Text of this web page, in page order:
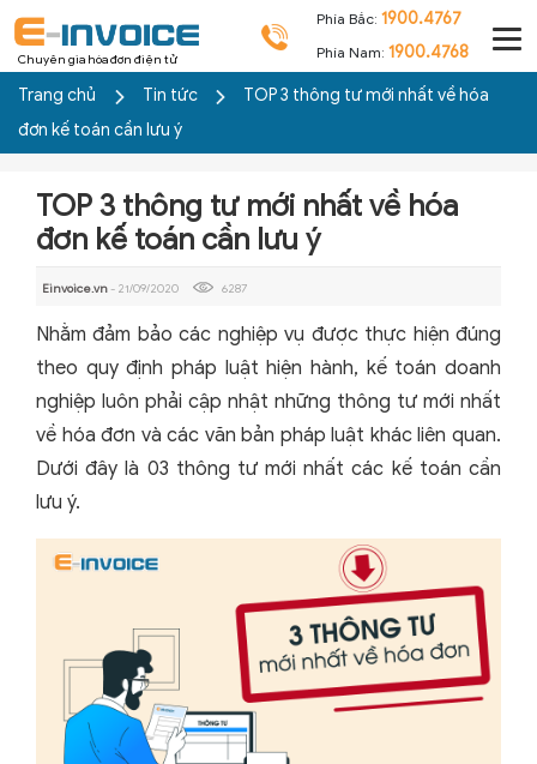
Chuyên gia hóa đơn điện tử
Phía Bắc: 1900.4767
Phía Nam: 1900.4768
Trang chủ Tin tức
TOP 3 thông tư mới nhất về hóa
đơn kế toán cần lưu ý
TOP 3 thông tư mới nhất về hóa
đơn kế toán cần lưu ý
Einvoice.vn- 21/09/2020 6287
Nhằm đảm bảo các nghiệp vụ được thực hiện đúng
theo quy định pháp luật hiện hành, kế toán doanh
nghiệp luôn phải cập nhật những thông tư mới nhất
về hóa đơn và các văn bản pháp luật khác liên quan.
Dưới đây là 03 thông tư mới nhất các kế toán cần
lưu ý.